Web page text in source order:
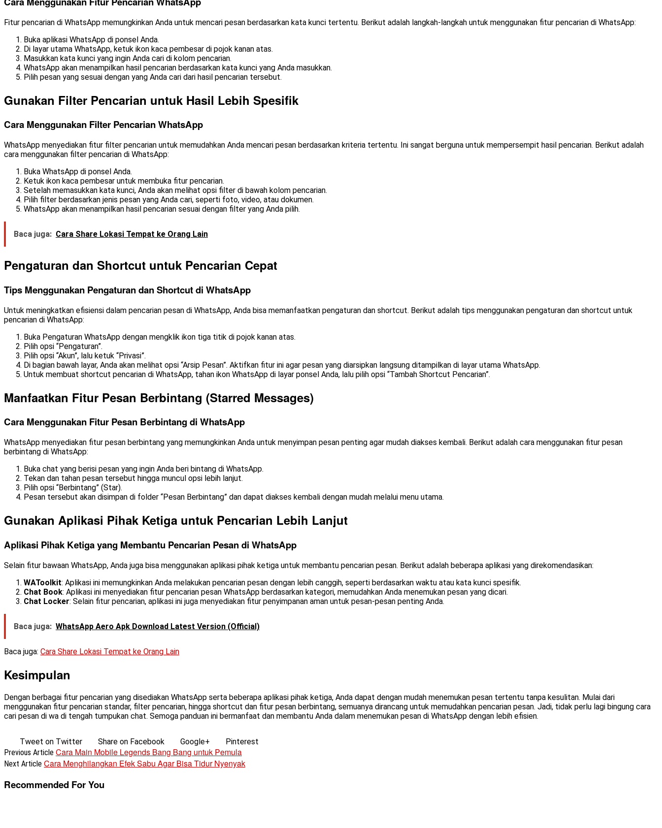
Fitur pencarian di WhatsApp memungkinkan Anda untuk mencari pesan berdasarkan kata kunci tertentu. Berikut adalah langkah-langkah untuk menggunakan fitur pencarian di WhatsApp:
Buka aplikasi WhatsApp di ponsel Anda.
Di layar utama WhatsApp, ketuk ikon kaca pembesar di pojok kanan atas.
Masukkan kata kunci yang ingin Anda cari di kolom pencarian.
WhatsApp akan menampilkan hasil pencarian berdasarkan kata kunci yang Anda masukkan.
Pilih pesan yang sesuai dengan yang Anda cari dari hasil pencarian tersebut.
Gunakan Filter Pencarian untuk Hasil Lebih Spesifik
Cara Menggunakan Filter Pencarian WhatsApp
WhatsApp menyediakan fitur filter pencarian untuk memudahkan Anda mencari pesan berdasarkan kriteria tertentu. Ini sangat berguna untuk mempersempit hasil pencarian. Berikut adalah
cara menggunakan filter pencarian di WhatsApp:
Buka WhatsApp di ponsel Anda.
Ketuk ikon kaca pembesar untuk membuka fitur pencarian.
Setelah memasukkan kata kunci, Anda akan melihat opsi filter di bawah kolom pencarian.
Pilih filter berdasarkan jenis pesan yang Anda cari, seperti foto, video, atau dokumen.
WhatsApp akan menampilkan hasil pencarian sesuai dengan filter yang Anda pilih.
Baca juga: Cara Share Lokasi Tempat ke Orang Lain
Pengaturan dan Shortcut untuk Pencarian Cepat
Tips Menggunakan Pengaturan dan Shortcut di WhatsApp
Untuk meningkatkan efisiensi dalam pencarian pesan di WhatsApp, Anda bisa memanfaatkan pengaturan dan shortcut. Berikut adalah tips menggunakan pengaturan dan shortcut untuk
pencarian di WhatsApp:
Buka Pengaturan WhatsApp dengan mengklik ikon tiga titik di pojok kanan atas.
Pilih opsi “Pengaturan”.
Pilih opsi “Akun”, lalu ketuk “Privasi”.
Di bagian bawah layar, Anda akan melihat opsi “Arsip Pesan”. Aktifkan fitur ini agar pesan yang diarsipkan langsung ditampilkan di layar utama WhatsApp.
Untuk membuat shortcut pencarian di WhatsApp, tahan ikon WhatsApp di layar ponsel Anda, lalu pilih opsi “Tambah Shortcut Pencarian”.
Manfaatkan Fitur Pesan Berbintang (Starred Messages)
Cara Menggunakan Fitur Pesan Berbintang di WhatsApp
WhatsApp menyediakan fitur pesan berbintang yang memungkinkan Anda untuk menyimpan pesan penting agar mudah diakses kembali. Berikut adalah cara menggunakan fitur pesan
berbintang di WhatsApp:
Buka chat yang berisi pesan yang ingin Anda beri bintang di WhatsApp.
Tekan dan tahan pesan tersebut hingga muncul opsi lebih lanjut.
Pilih opsi “Berbintang” (Star).
Pesan tersebut akan disimpan di folder “Pesan Berbintang” dan dapat diakses kembali dengan mudah melalui menu utama.
Gunakan Aplikasi Pihak Ketiga untuk Pencarian Lebih Lanjut
Aplikasi Pihak Ketiga yang Membantu Pencarian Pesan di WhatsApp
Selain fitur bawaan WhatsApp, Anda juga bisa menggunakan aplikasi pihak ketiga untuk membantu pencarian pesan. Berikut adalah beberapa aplikasi yang direkomendasikan:
WAToolkit: Aplikasi ini memungkinkan Anda melakukan pencarian pesan dengan lebih canggih, seperti berdasarkan waktu atau kata kunci spesifik.
Chat Book: Aplikasi ini menyediakan fitur pencarian pesan WhatsApp berdasarkan kategori, memudahkan Anda menemukan pesan yang dicari.
Chat Locker: Selain fitur pencarian, aplikasi ini juga menyediakan fitur penyimpanan aman untuk pesan-pesan penting Anda.
Baca juga: WhatsApp Aero Apk Download Latest Version (Official)
Baca juga: Cara Share Lokasi Tempat ke Orang Lain
Kesimpulan
Dengan berbagai fitur pencarian yang disediakan WhatsApp serta beberapa aplikasi pihak ketiga, Anda dapat dengan mudah menemukan pesan tertentu tanpa kesulitan. Mulai dari
menggunakan fitur pencarian standar, filter pencarian, hingga shortcut dan fitur pesan berbintang, semuanya dirancang untuk memudahkan pencarian pesan. Jadi, tidak perlu lagi bingung cara
cari pesan di wa di tengah tumpukan chat. Semoga panduan ini bermanfaat dan membantu Anda dalam menemukan pesan di WhatsApp dengan lebih efisien.
Tweet on Twitter Share on Facebook Google+
Pinterest
Previous Article Cara Main Mobile Legends Bang Bang untuk Pemula
Next Article Cara Menghilangkan Efek Sabu Agar Bisa Tidur Nyenyak
Recommended For You